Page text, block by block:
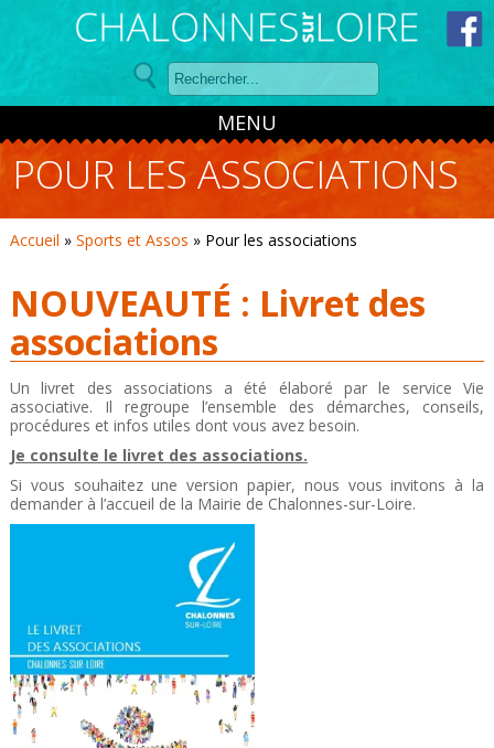
Panneau de gestion des cookies
MENU
POUR LES ASSOCIATIONS
Accueil » Sports et Assos » Pour les associations
NOUVEAUTÉ : Livret des
associations
Un livret des associations a été élaboré par le service Vie
associative. Il regroupe l’ensemble des démarches, conseils,
procédures et infos utiles dont vous avez besoin.
Je consulte le livret des associations.
Si vous souhaitez une version papier, nous vous invitons à la
demander à l’accueil de la Mairie de Chalonnes-sur-Loire.